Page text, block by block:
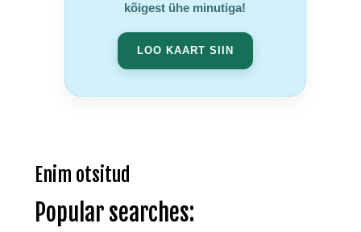
kõigest ühe minutiga!
LOO KAART SIIN
Enim otsitud
Popular searches: